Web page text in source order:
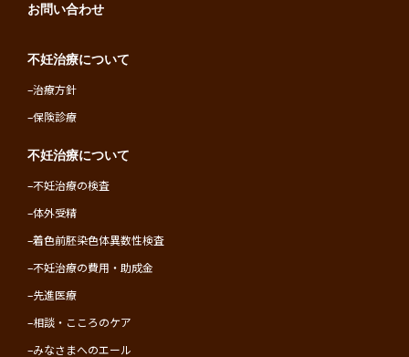
お問い合わせ
不妊治療について
–治療方針
–保険診療
不妊治療について
–不妊治療の検査
–体外受精
–着色前胚染色体異数性検査
–不妊治療の費用・助成金
–先進医療
–相談・こころのケア
–みなさまへのエール